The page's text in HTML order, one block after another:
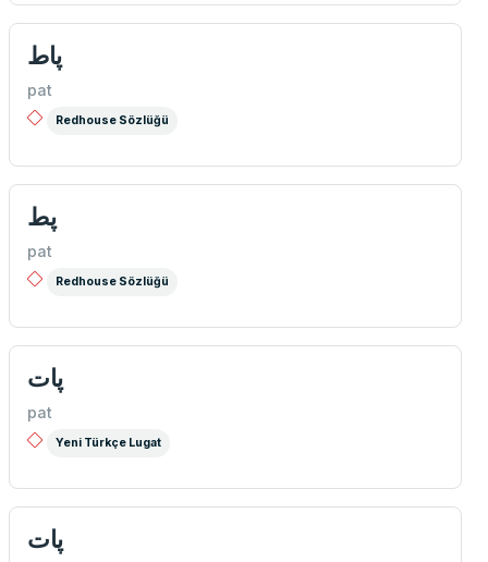
پاط
pat
Redhouse Sözlüğü
پط
pat
Redhouse Sözlüğü
پات
pat
Yeni Türkçe Lugat
پات